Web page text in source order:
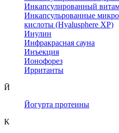
Инкапсулированный
Инкапсульрованные
кислоты (Hyalusphere XP)
Инулин
Инфракрасная сауна
Инъекция
Ионофорез
Ирританты
Й
Йогурта протеины
К